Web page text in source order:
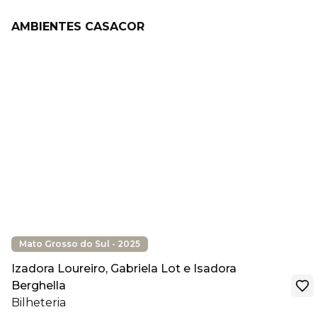
AMBIENTES CASACOR
Mato Grosso do Sul - 2025
Izadora Loureiro, Gabriela Lot e Isadora
Berghella
Bilheteria